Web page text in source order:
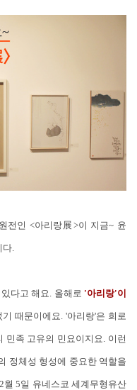
전인 <아리랑展>이 지금~ 윤
.
다고 해요. 올해로 '아리랑'이
기 때문이에요. '아리랑'은 희로
민족 고유의 민요이지요. 이런
정체성 형성에 중요한 역할을
월 5일 유네스코 세계무형유산